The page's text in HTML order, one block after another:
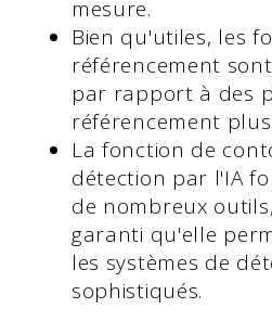
mesure.
Bien qu'utiles, les
référencement
par rapport à des
référencement
La fonction de
détection par l'IA
de nombreux
garanti qu'elle
les systèmes de
sophistiqués.